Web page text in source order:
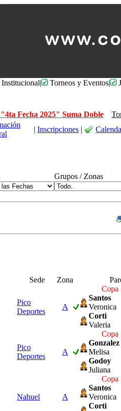
Institucional| Torneos y Eventos|
Fecha 2025" Suma Doble
| Inscripciones |
Grupos / Zonas
Sede Zona
Pico
Deportes
A
Copa
Santos
Veronica
Corti
Valeria
Pico
Deportes
A
Copa
Gonzalez
Melisa
Godoy
Juliana
Nahuel A
Copa
Santos
Veronica
Corti